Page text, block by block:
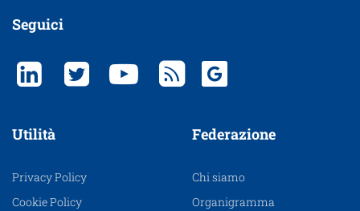
Seguici
Utilità
Privacy Policy
Cookie Policy
Federazione
Chi siamo
Organigramma